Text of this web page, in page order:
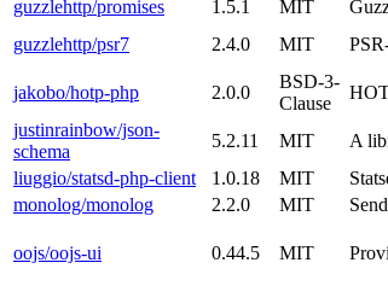
guzzlehttp/promises
1.5.1 MIT
guzzlehttp/psr7
2.4.0 MIT
jakobo/hotp-php
2.0.0
BSD-3-
Clause
justinrainbow/json-
schema
5.2.11 MIT A
liuggio/statsd-php-client
1.0.18 MIT
monolog/monolog
2.2.0 MIT
oojs/oojs-ui 0.44.5 MIT